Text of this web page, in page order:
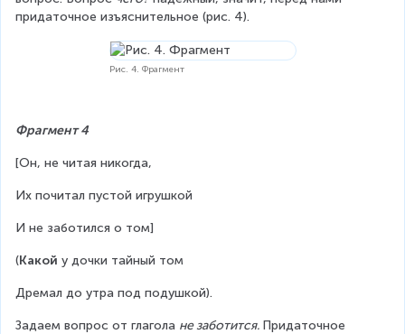
придаточное изъяснительное (рис. 4).
Рис. 4. Фрагмент
Фрагмент 4
[Он, не читая никогда,
Их почитал пустой игрушкой
И не заботился о том]
(Какой у дочки тайный том
Дремал до утра под подушкой).
Задаем вопрос от глагола не заботится. Придаточное